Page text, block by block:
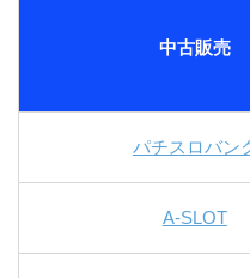
中古販売
パチスロバン
A-SLOT